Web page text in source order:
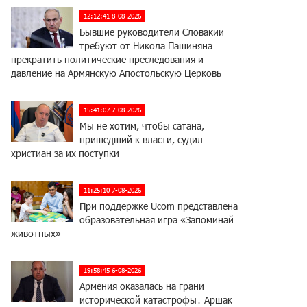
12:12:41 8-08-2026
Бывшие руководители Словакии
требуют от Никола Пашиняна
прекратить политические преследования и
давление на Армянскую Апостольскую Церковь
15:41:07 7-08-2026
Мы не хотим, чтобы сатана,
пришедший к власти, судил
христиан за их поступки
11:25:10 7-08-2026
При поддержке Ucom представлена
образовательная игра «Запоминай
животных»
19:58:45 6-08-2026
Армения оказалась на грани
исторической катастрофы․ Аршак